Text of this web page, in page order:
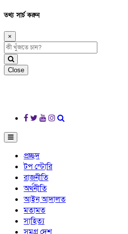
তথ্য সার্চ করুন
×
Close
প্রচ্ছদ
টপ স্টোরি
রাজনীতি
অর্থনীতি
আইন আদালত
মতামত
সাহিত্য